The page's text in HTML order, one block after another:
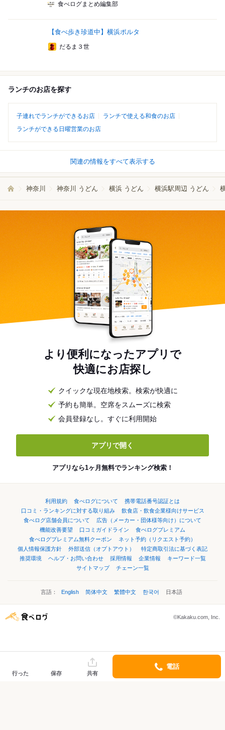
食べログまとめ編集部
【食べ歩き珍道中】横浜ポルタ
だるま３世
ランチのお店を探す
子連れでランチができるお店
ランチで使える和食のお店
ランチができる日曜営業のお店
関連の情報をすべて表示する
神奈川 神奈川 うどん 横浜 うどん 横浜駅周辺 うどん
より便利になったアプリで
快適にお店探し
クイックな現在地検索。検索が快適に
予約も簡単。空席をスムーズに検索
会員登録なし。すぐに利用開始
アプリで開く
アプリなら1ヶ月無料でランキング検索！
利用規約 食べログについて
携帯電話番号認証とは
口コミ・ランキングに対する取り組み
飲食店・飲食企業様向けサービス
食べログ店舗会員について
広告（メーカー・団体様等向け）について
機能改善要望
口コミガイドライン
食べログプレミアム
食べログプレミアム無料クーポン
ネット予約（リクエスト予約）
個人情報保護方針
外部送信（オプトアウト）
特定商取引法に基づく表記
推奨環境
ヘルプ・お問い合わせ 採用情報 企業情報
キーワード一覧
サイトマップ
チェーン一覧
言語： English 简体中文 繁體中文 한국어 日本語
©Kakaku.com, Inc.
行った 保存 共有
電話